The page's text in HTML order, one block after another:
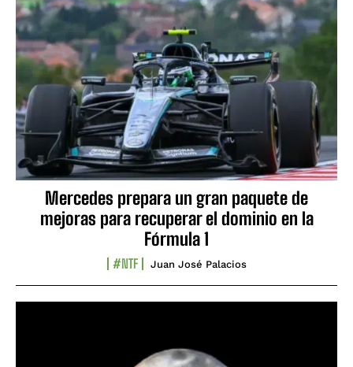
Mercedes prepara un gran paquete de
mejoras para recuperar el dominio en la
Fórmula 1
#NTF Juan José Palacios